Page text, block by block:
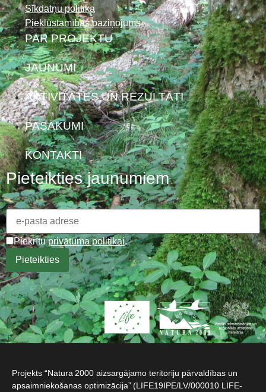
Sīkdatņu politika
Piekļūstamības paziņojums
PAR PROJEKTU
JAUNUMI
AKTIVITĀTES UN REZULTĀTI
PASĀKUMI
KONTAKTI
Pieteikties jaunumiem
Piekrītuprivātuma politikai.
Projekts “Natura 2000 aizsargājamo teritoriju pārvaldības un
apsaimniekošanas optimizācija” (LIFE19IPE/LV/000010 LIFE-